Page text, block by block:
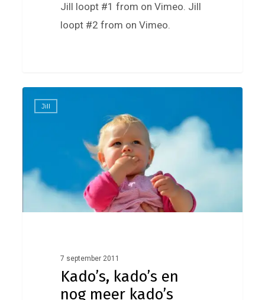
Jill loopt #1 from on Vimeo. Jill
loopt #2 from on Vimeo.
kado’s
meer
kado’s
Jill
7 september 2011
Kado’s, kado’s en
nog meer kado’s